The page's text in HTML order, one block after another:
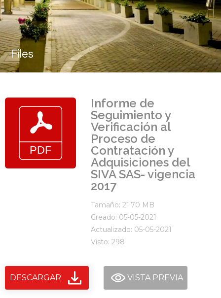
Files
Informe de
Seguimiento y
Verificación al
Proceso de
Contratación y
Adquisiciones del
SIVA SAS- vigencia
2017
Tamaño: 21.70 MB
Creado: 05-05-2021
Actualizado: 05-05-2021
Visto: 298
DESCARGAR VISTA PREVIA